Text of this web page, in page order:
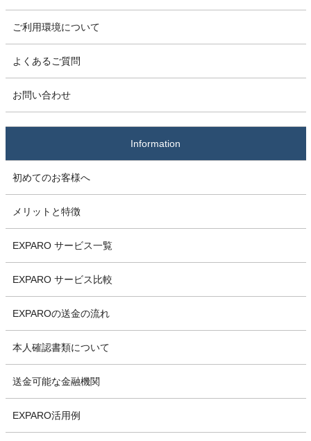
ご利用環境について
よくあるご質問
お問い合わせ
Information
初めてのお客様へ
メリットと特徴
EXPARO サービス一覧
EXPARO サービス比較
EXPAROの送金の流れ
本人確認書類について
送金可能な金融機関
EXPARO活用例